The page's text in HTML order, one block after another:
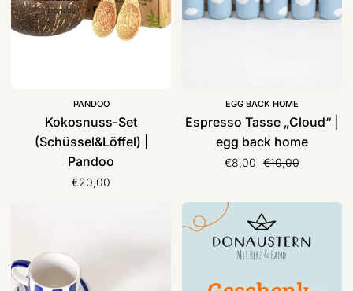
PANDOO
Kokosnuss-Set
(Schüssel&Löffel) |
Pandoo
€20,00
home
EGG BACK HOME
Espresso Tasse „Cloud“ |
egg back home
€8,00 Normaler Preis
€10,00
|
Geschenkgutschein